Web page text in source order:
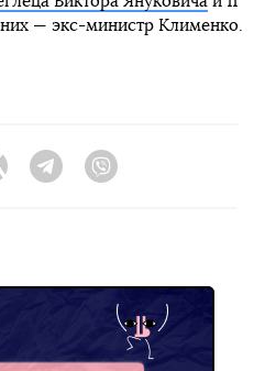
— экс-министр Клименко.
Twitter Telegram